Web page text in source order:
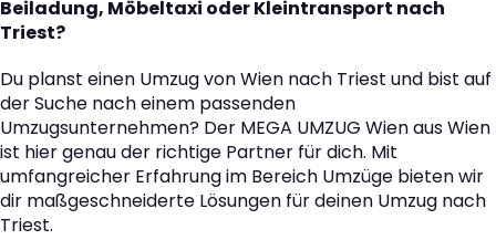
Beiladung, Möbeltaxi oder Kleintransport nach
Triest?
Du planst einen Umzug von Wien nach Triest und bist auf
der Suche nach einem passenden
Umzugsunternehmen? Der MEGA UMZUG Wien aus Wien
ist hier genau der richtige Partner für dich. Mit
umfangreicher Erfahrung im Bereich Umzüge bieten wir
dir maßgeschneiderte Lösungen für deinen Umzug nach
Triest.